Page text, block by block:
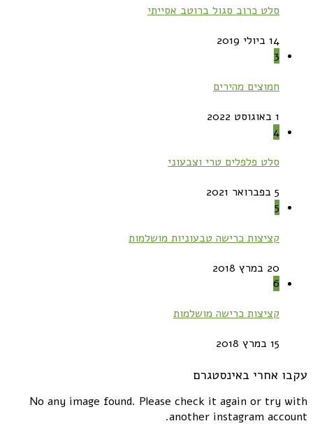
סלט כרוב סגול ברוטב אסייתי
14 ביולי 2019
3
חמוצים מהירים
1 באוגוסט 2022
4
סלט פלפלים טרי וצבעוני
5 בפברואר 2021
5
קציצות כרישה טבעוניות מושלמות
20 במרץ 2018
6
קציצות כרישה מושלמות
15 במרץ 2018
עקבו אחרי באינסטגרם
No any image found. Please check it again or try with
another instagram account.